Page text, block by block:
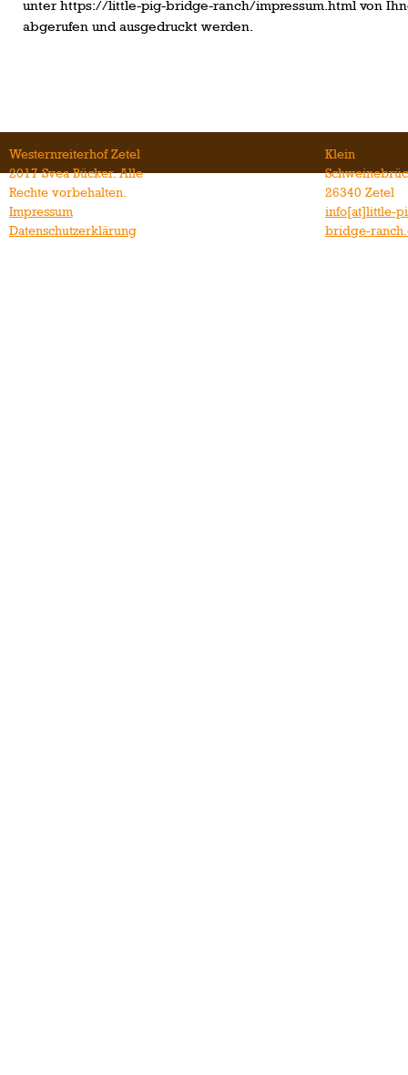
unter https://little-pig-bridge-ranch/impressum.html von
abgerufen und ausgedruckt werden.
Westernreiterhof Zetel
2017 Svea Bücker. Alle
Rechte vorbehalten.
Impressum
Datenschutzerklärung
Klein
26340 Zetel
info[at]little-
bridge-